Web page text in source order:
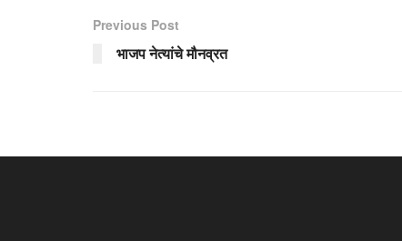
Previous Post
भाजप नेत्यांचे मौनव्रत